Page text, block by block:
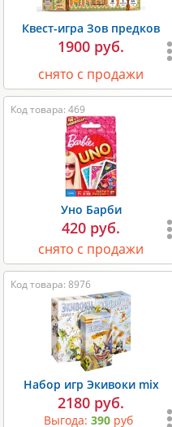
Квест-игра Зов предков
1900 руб.
снято с продажи
Код товара: 469
Уно Барби
420 руб.
снято с продажи
Код товара: 8976
Набор игр Экивоки mix
2180 руб.
Выгода:390 руб